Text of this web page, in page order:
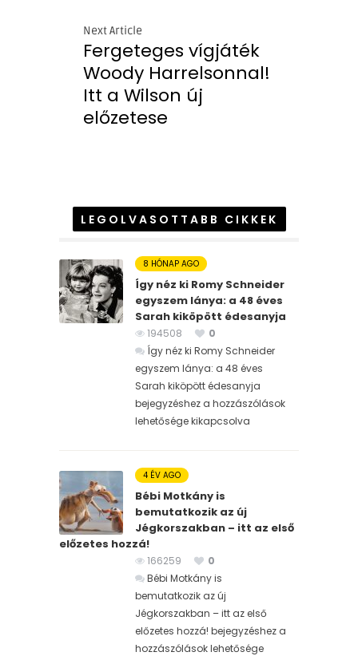
Next Article
Fergeteges vígjáték
Woody Harrelsonnal!
Itt a Wilson új
előzetese
LEGOLVASOTTABB CIKKEK
8 HÓNAP AGO
Így néz ki Romy Schneider
egyszem lánya: a 48 éves
Sarah kiköpött édesanyja
194508
0
Így néz ki Romy Schneider
egyszem lánya: a 48 éves
Sarah kiköpött édesanyja
bejegyzéshez a hozzászólások
lehetősége kikapcsolva
4 ÉV AGO
Bébi Motkány is
bemutatkozik az új
Jégkorszakban – itt az első
előzetes hozzá!
166259
0
Bébi Motkány is
bemutatkozik az új
Jégkorszakban – itt az első
előzetes hozzá! bejegyzéshez a
hozzászólások lehetősége